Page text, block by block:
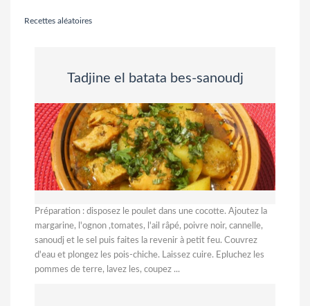
Recettes aléatoires
Tadjine el batata bes-sanoudj
Préparation : disposez le poulet dans une cocotte. Ajoutez la
margarine, l'ognon ,tomates, l'ail râpé, poivre noir, cannelle,
sanoudj et le sel puis faites la revenir à petit feu. Couvrez
d'eau et plongez les pois-chiche. Laissez cuire. Epluchez les
pommes de terre, lavez les, coupez ...